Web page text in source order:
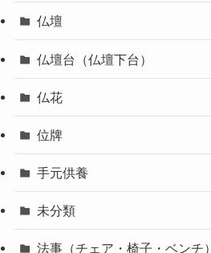
仏壇
仏壇台（仏壇下台）
仏花
位牌
手元供養
未分類
法事（チェア・椅子・ベンチ）